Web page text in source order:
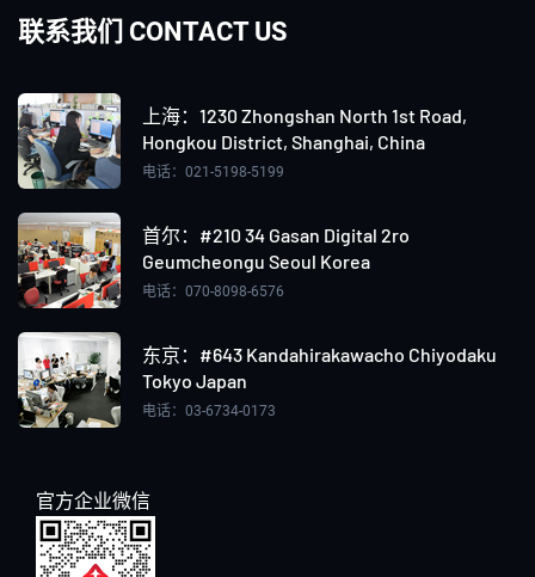
联系我们 CONTACT US
上海：‌1230 Zhongshan North 1st Road,
Hongkou District, Shanghai, China
电话：021-5198-5199
首尔：#210 34 Gasan Digital 2ro
Geumcheongu Seoul Korea
电话：070-8098-6576
东京：#643 Kandahirakawacho Chiyodaku
Tokyo Japan
电话：03-6734-0173
官方企业微信